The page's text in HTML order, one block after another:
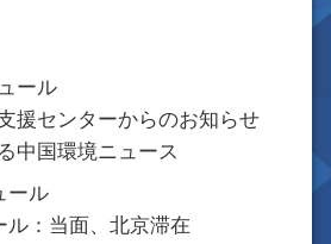
ール
援センターからのお知らせ
中国環境ニュース
ール
ル：当面、北京滞在